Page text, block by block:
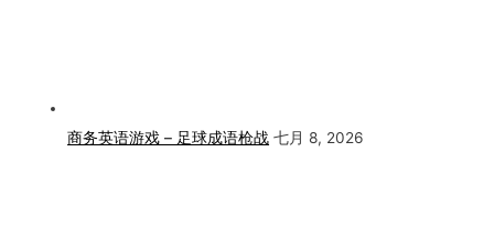
商务英语游戏 – 足球成语枪战 七月 8, 2026